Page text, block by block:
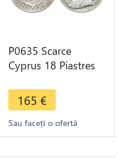
P0635 Scarce
Cyprus 18 Piastres
->Make offer
165 €
Sau faceți o ofertă